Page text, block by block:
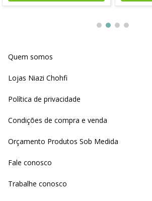
Quem somos
Lojas Niazi Chohfi
Política de privacidade
Condições de compra e venda
Orçamento Produtos Sob Medida
Fale conosco
Trabalhe conosco